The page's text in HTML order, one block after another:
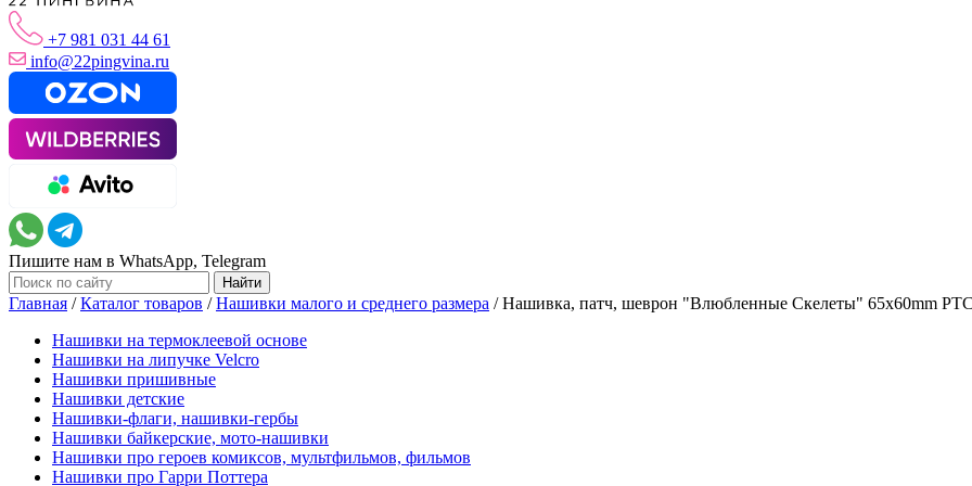
+7 981 031 44 61
info@22pingvina.ru
Пишите нам в WhatsApp, Telegram
Главная /Каталог товаров /Нашивки малого и среднего размера /Нашивка, патч, шеврон "Влюбленные Скелеты" 65x60mm
Нашивки на термоклеевой основе
Нашивки на липучке Velcro
Нашивки пришивные
Нашивки детские
Нашивки-флаги, нашивки-гербы
Нашивки байкерские, мото-нашивки
Нашивки про героев комиксов, мультфильмов, фильмов
Нашивки про Гарри Поттера